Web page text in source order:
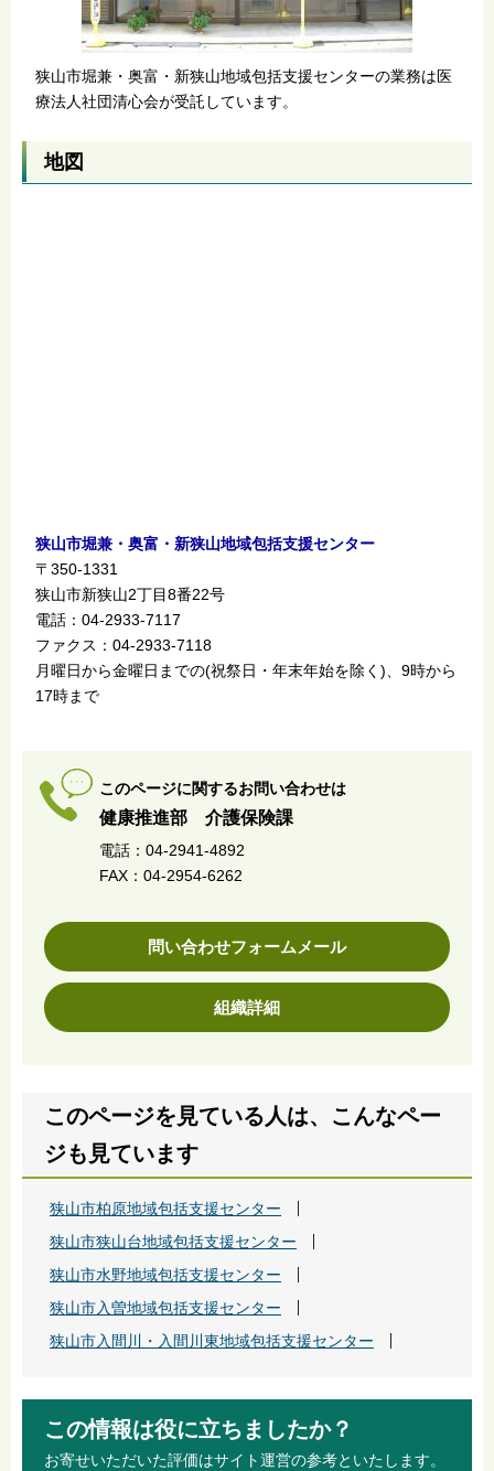
狭山市堀兼・奥富・新狭山地域包括支援センターの業務は医
療法人社団清心会が受託しています。
地図
狭山市堀兼・奥富・新狭山地域包括支援センター
〒350-1331
狭山市新狭山2丁目8番22号
電話：04-2933-7117
ファクス：04-2933-7118
月曜日から金曜日までの(祝祭日・年末年始を除く)、9時から
17時まで
このページに関するお問い合わせは
健康推進部 介護保険課
電話：04-2941-4892
FAX：04-2954-6262
問い合わせフォームメール
組織詳細
このページを見ている人は、こんなペー
ジも見ています
狭山市柏原地域包括支援センター
狭山市狭山台地域包括支援センター
狭山市水野地域包括支援センター
狭山市入曽地域包括支援センター
狭山市入間川・入間川東地域包括支援センター
この情報は役に立ちましたか？
お寄せいただいた評価はサイト運営の参考といたします。